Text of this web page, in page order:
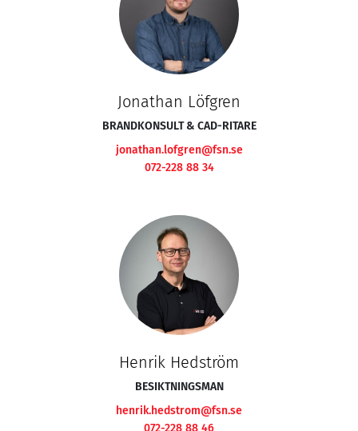
Jonathan Löfgren
BRANDKONSULT & CAD-RITARE
jonathan.lofgren@fsn.se
072-228 88 34
Henrik Hedström
BESIKTNINGSMAN
henrik.hedstrom@fsn.se
072-228 88 46